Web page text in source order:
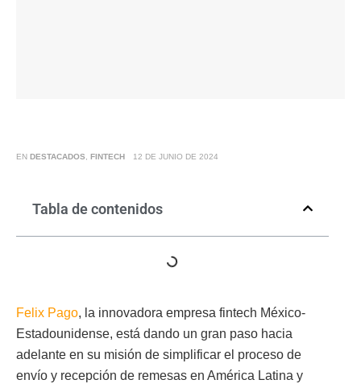
EN DESTACADOS FINTECH 12 DE JUNIO DE 2024
Tabla de contenidos
Felix Pago, la innovadora empresa fintech México-
Estadounidense, está dando un gran paso hacia
adelante en su misión de simplificar el proceso de
envío y recepción de remesas en América Latina y